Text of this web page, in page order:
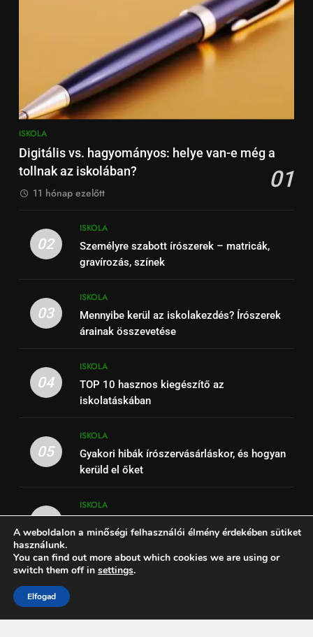
Tolltartó választási útmutató –
dizájn, praktikum, méret
ISKOLA
Milyen füzetet válasszunk
tantárgyanként?
ISKOLA
Digitális vs. hagyományos: helye van-e még a
tollnak az iskolában?
01
11 hónap ezelőtt
02
ISKOLA
Személyre szabott írószerek – matricák,
gravírozás, színek
03
ISKOLA
Mennyibe kerül az iskolakezdés? Írószerek
árainak összevetése
04
ISKOLA
TOP 10 hasznos kiegészítő az
iskolatáskában
05
ISKOLA
Gyakori hibák írószervásárláskor, és hogyan
kerüld el őket
06
ISKOLA
felső, középiskola
Ceruzakeménység 2026. - Ceruzák keménysége, típusai,
felhasználása Powered ByBlazeThemes.
A weboldalon a minőségi felhasználói élmény érdekében sütiket
használunk.
You can find out more about which cookies we are using or
switch them off in settings.
Elfogad